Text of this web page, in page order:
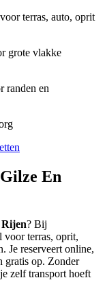
terras, auto, oprit
grote vlakke
randen en
En
? Bij
voor terras, oprit,
Je reserveert online,
gratis op. Zonder
zelf transport hoeft